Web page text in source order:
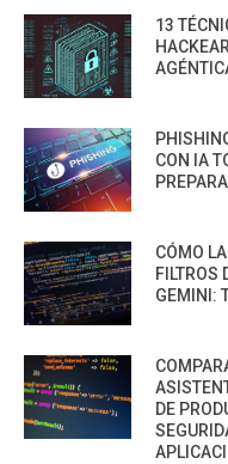
13
CON IA
CÓMO
FILTROS
GEMINI:
DE